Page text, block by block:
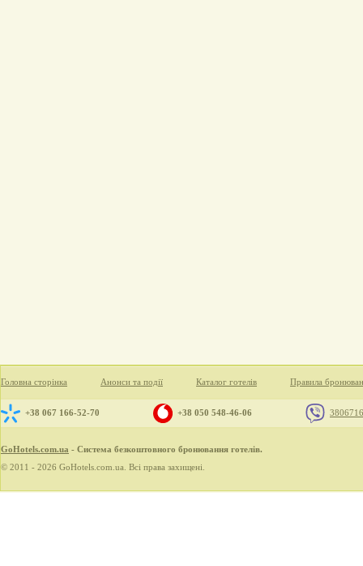
Головна сторінка Анонси та події Каталог готелів Правила
+38 067 166-52-70 +38 050 548-46-06
GoHotels.com.ua - Система безкоштовного бронювання готелів.
© 2011 - 2026 GoHotels.com.ua. Всі права захищені.